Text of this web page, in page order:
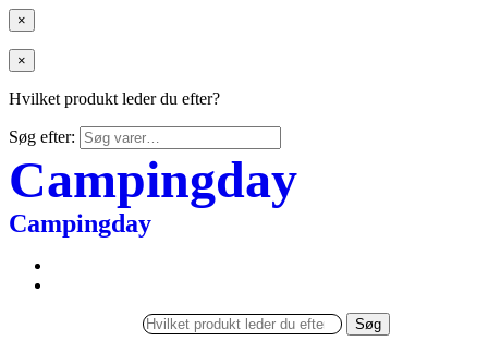
×
×
Hvilket produkt leder du efter?
Søg efter:
Campingday
Campingday
Søg